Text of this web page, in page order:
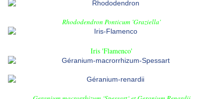
Rhododendron Ponticum 'Graziella'
Iris 'Flamenco'